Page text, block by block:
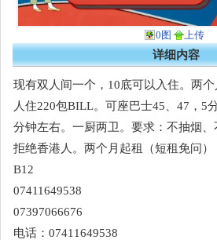
0图 上传
详细内容
现有双人间一个，10底可以入住。两
人住220包BILL。可座巴士45、47，5
分钟左右。一厨两卫。要求：不抽烟、
拒绝香港人。两个月起租（短租免问）
B12
07411649538
07397066676
电话：07411649538